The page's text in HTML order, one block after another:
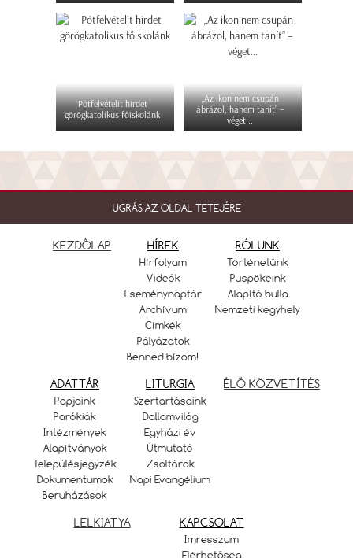
Pótfelvételit hirdet
görögkatolikus főiskolánk
„Az ikon nem csupán
ábrázol, hanem tanít” –
véget...
UGRÁS AZ OLDAL TETEJÉRE
KEZDŐLAP HÍREK
Hírfolyam
Videók
Eseménynaptár
Archívum
Címkék
Pályázatok
Benned bízom!
RÓLUNK
Történetünk
Püspökeink
Alapító bulla
Nemzeti kegyhely
ADATTÁR
Papjaink
Parókiák
Intézmények
Alapítványok
Településjegyzék
Dokumentumok
Beruházások
LITURGIA
Szertartásaink
Dallamvilág
Egyházi év
Útmutató
Zsoltárok
Napi Evangélium
ÉLŐ KÖZVETÍTÉS
LELKIATYA KAPCSOLAT
Imresszum
Elérhetőség